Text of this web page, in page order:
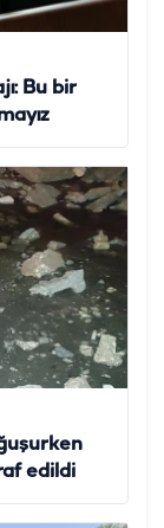
Bu bir
edildi